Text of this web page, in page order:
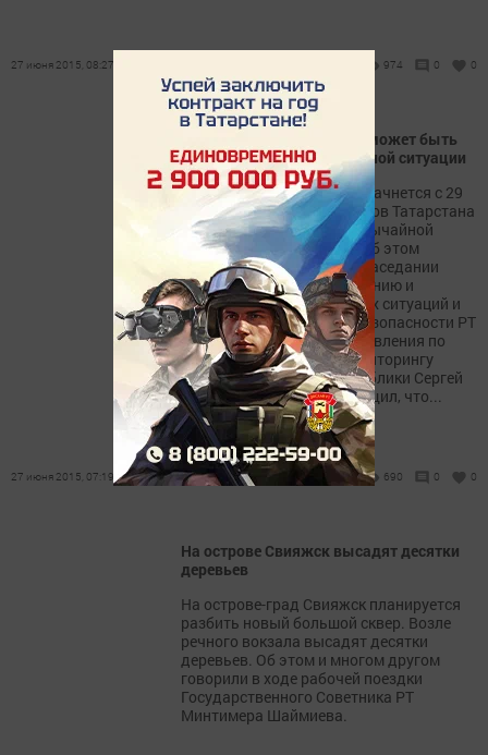
27 июня 2015, 08:27 974 0 0
В Татарстане из-за жары может быть
введен режим чрезвычайной ситуации
Понижение температуры начнется с 29
июня. Большинство районов Татарстана
достигло критериев чрезвычайной
опасности 4 и 5 классов. Об этом
сегодня на внеплановом заседании
Комиссии по предупреждению и
ликвидации чрезвычайных ситуаций и
обеспечению пожарной безопасности РТ
рассказал начальник Управления по
гидрометеорологии и мониторингу
окружающей среды республики Сергей
Захаров. Докладчик сообщил, что...
27 июня 2015, 07:19 690 0 0
На острове Свияжск высадят десятки
деревьев
На острове-град Свияжск планируется
разбить новый большой сквер. Возле
речного вокзала высадят десятки
деревьев. Об этом и многом другом
говорили в ходе рабочей поездки
Государственного Советника РТ
Минтимера Шаймиева.